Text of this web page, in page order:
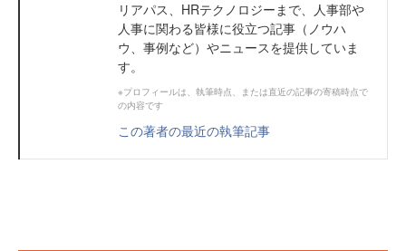
リアパス、HRテクノロジーまで、人事部や
人事に関わる皆様に役立つ記事（ノウハ
ウ、事例など）やニュースを提供していま
す。
※プロフィールは、執筆時点、または直近の記事の寄稿時点で
の内容です
この著者の最近の執筆記事